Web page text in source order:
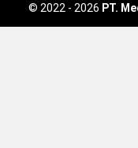
© 2022 - 2026 PT.